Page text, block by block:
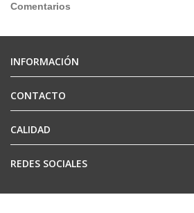
Comentarios
INFORMACIÓN
CONTACTO
CALIDAD
REDES SOCIALES